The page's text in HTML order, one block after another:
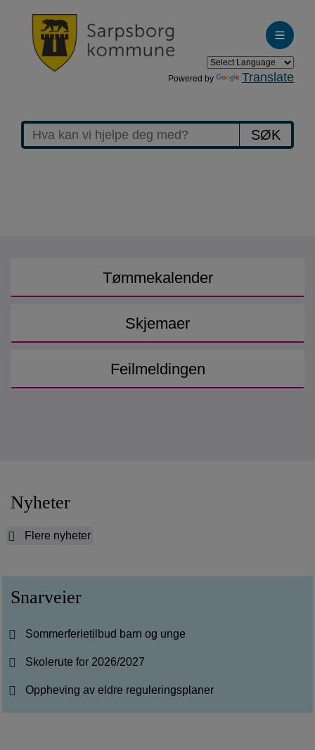
Powered by Translate
Forside
www.sarpsborg.com
SØK
Tømmekalender
Skjemaer
Feilmeldingen
Nyheter
Flere nyheter
Snarveier
Sommerferietilbud barn og unge
Skolerute for 2026/2027
Oppheving av eldre reguleringsplaner